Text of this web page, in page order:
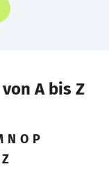
A bis Z
N O P
Z